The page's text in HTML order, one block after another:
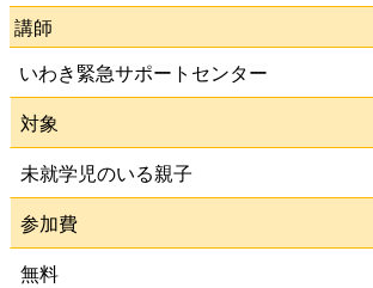
いわきアリオスとは
講師
いわき緊急サポートセンター
対象
未就学児のいる親子
参加費
無料